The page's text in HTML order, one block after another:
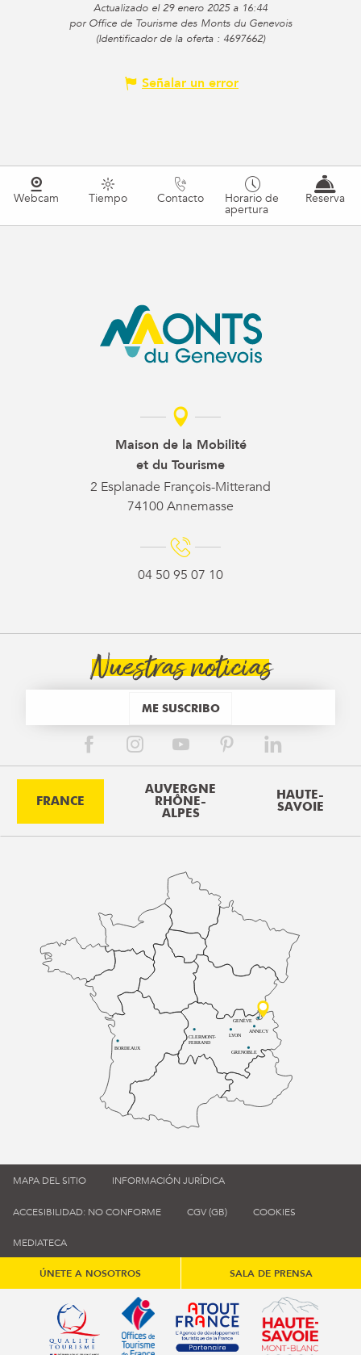
Actualizado el 29 enero 2025 a 16:44
por Office de Tourisme des Monts du Genevois
(Identificador de la oferta : 4697662)
Señalar un error
Webcam Tiempo Contacto Horario de
apertura
Reserva
Maison de la Mobilité
et du Tourisme
2 Esplanade François-Mitterand
74100 Annemasse
04 50 95 07 10
Nuestras noticias
ME SUSCRIBO
FRANCE
AUVERGNE
RHÔNE-
ALPES
HAUTE-
SAVOIE
BORDEAUX
CLERMONT-
FERRAND
LYON
ANNECY
GRENOBLE
GENÈVE
MAPA DEL SITIO INFORMACIÓN JURÍDICA
ACCESIBILIDAD: NO CONFORME CGV (GB) COOKIES
MEDIATECA
ÚNETE A NOSOTROS SALA DE PRENSA
Qualité tourisme (s'ouvre dans une nouvelle fenêtre)
Office de tourisme de France (s'ouvre
Atout France (s'ouvre dans